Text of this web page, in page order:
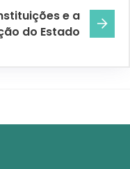
e a
do Estado